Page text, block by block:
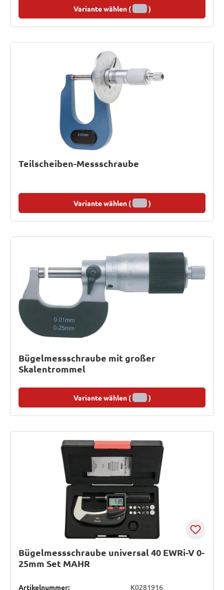
Variante wählen ( )
Teilscheiben-Messschraube
Variante wählen ( )
Bügelmessschraube mit großer
Skalentrommel
Variante wählen ( )
Bügelmessschraube universal 40 EWRi-V 0-
25mm Set MAHR
Artikelnummer: K0281916